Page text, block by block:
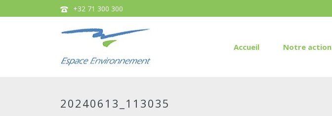
+32 71 300 300
Accueil Notre action
20240613_113035